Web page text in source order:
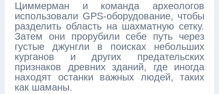
Циммерман и команда археологов
использовали GPS-оборудование, чтобы
разделить область на шахматную сетку.
Затем они прорубили себе путь через
густые джунгли в поисках небольших
курганов и других предательских
признаков древних зданий, где иногда
находят останки важных людей, таких
как шаманы.